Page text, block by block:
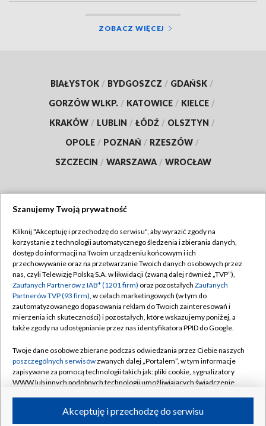
ZOBACZ WIĘCEJ
BIAŁYSTOK / BYDGOSZCZ / GDAŃSK /
GORZÓW WLKP. / KATOWICE / KIELCE /
KRAKÓW / LUBLIN / ŁÓDŹ / OLSZTYN /
OPOLE / POZNAŃ / RZESZÓW /
SZCZECIN / WARSZAWA / WROCŁAW
TVP
Abonament TVP
Emisja w TVP
Centrum informacji TVP
Naziemna Telewizja Cyfrowa
Rada Programowa
System NOS
Informacje o nadawcy
Program dla prasy
Regulamin TVP
Polityka prywatności
Moje zgody
Pomoc
Kontakt
Kanały
Szanujemy Twoją prywatność
Kliknij "Akceptuję i przechodzę do serwisu", aby wyrazić zgody na
korzystanie z technologii automatycznego śledzenia i zbierania danych,
dostęp do informacji na Twoim urządzeniu końcowym i ich
przechowywanie oraz na przetwarzanie Twoich danych osobowych przez
nas, czyli Telewizję Polską S.A. w likwidacji (zwaną dalej również „TVP”),
Zaufanych Partnerów z IAB* (1201 firm) oraz pozostałych Zaufanych
Partnerów TVP (93 firm), w celach marketingowych (w tym do
zautomatyzowanego dopasowania reklam do Twoich zainteresowań i
mierzenia ich skuteczności) i pozostałych, które wskazujemy poniżej, a
także zgody na udostępnianie przez nas identyfikatora PPID do Google.
Twoje dane osobowe zbierane podczas odwiedzania przez Ciebie naszych
poszczególnych serwisówzwanych dalej „Portalem”, w tym informacje
zapisywane za pomocą technologii takich jak: pliki cookie, sygnalizatory
WWW lub innych podobnych technologii umożliwiających świadczenie
ruchu w Internecie.Akceptuję i przechodzę do serwisu